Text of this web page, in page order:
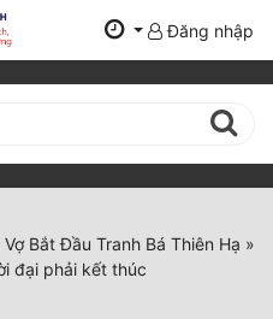
Đăng nhập
Bắt Đầu Tranh Bá Thiên Hạ »
đại phải kết thúc